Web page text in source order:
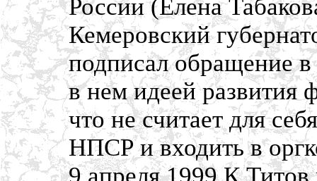
России (Елена
Кемеровский
подписал обращение
в нем идеей развития
что не считает для
НПСР и входить в
9 апреля 1999